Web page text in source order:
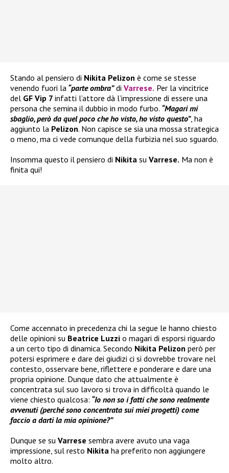
Stando al pensiero di Nikita Pelizon è come se stesse
venendo fuori la “parte ombra”di Varrese. Per la vincitrice
del GF Vip 7 infatti l’attore dà l’impressione di essere una
persona che semina il dubbio in modo furbo. “Magari mi
sbaglio, però da quel poco che ho visto, ho visto questo”, ha
aggiunto la Pelizon. Non capisce se sia una mossa strategica
o meno, ma ci vede comunque della furbizia nel suo sguardo.
Insomma questo il pensiero di Nikita su Varrese. Ma non è
finita qui!
Come accennato in precedenza chi la segue le hanno chiesto
delle opinioni su Beatrice Luzzi o magari di esporsi riguardo
a un certo tipo di dinamica. Secondo Nikita Pelizon però per
potersi esprimere e dare dei giudizi ci si dovrebbe trovare nel
contesto, osservare bene, riflettere e ponderare e dare una
propria opinione. Dunque dato che attualmente è
concentrata sul suo lavoro si trova in difficoltà quando le
viene chiesto qualcosa: “Io non so i fatti che sono realmente
avvenuti (perché sono concentrata sui miei progetti) come
faccio a darti la mia opinione?”
Dunque se su Varrese sembra avere avuto una vaga
impressione, sul resto Nikita ha preferito non aggiungere
molto altro.